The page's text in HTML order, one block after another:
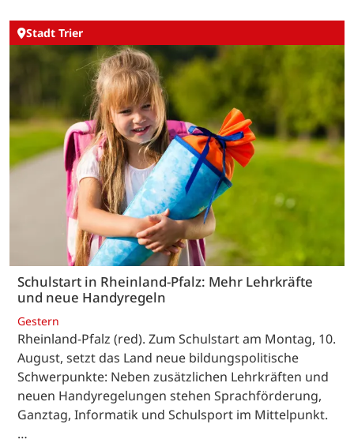
Stadt Trier
Schulstart in Rheinland-Pfalz: Mehr Lehrkräfte
und neue Handyregeln
Gestern
Rheinland-Pfalz (red). Zum Schulstart am Montag, 10.
August, setzt das Land neue bildungspolitische
Schwerpunkte: Neben zusätzlichen Lehrkräften und
neuen Handyregelungen stehen Sprachförderung,
Ganztag, Informatik und Schulsport im Mittelpunkt.
…